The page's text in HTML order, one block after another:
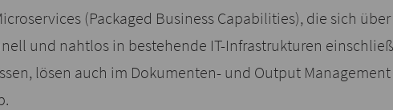
(Packaged Business Capabilities), die sich
und nahtlos in bestehende IT-Infrastrukturen
lösen auch im Dokumenten- und Output